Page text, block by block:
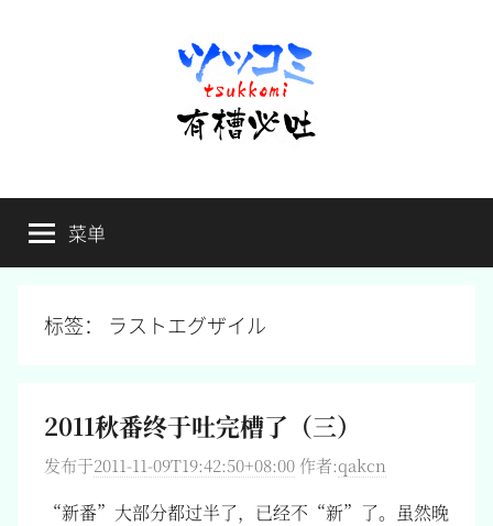
有
槽
必
槽，
毋
菜单
标签： ラストエグザイル
2011秋番终于吐完槽了（三）
发布于2011-11-09T19:42:50+08:00 作者:qakcn
“新番”大部分都过半了，已经不“新”了。虽然晚